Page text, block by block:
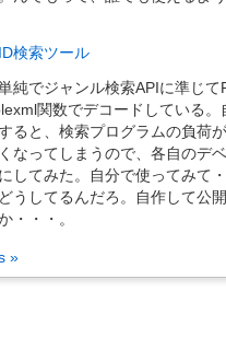
検索ツール
純でジャンル検索APIに準じ
関数でデコードしている
ると、検索プログラムの負荷
なってしまうので、各自のデ
してみた。自分で使ってみて
うしてるんだろ。自作して公
・・・。
»